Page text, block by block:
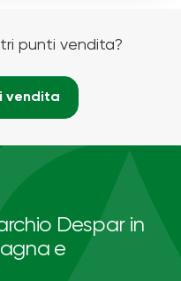
punti vendita?
vendita
Despar in
e